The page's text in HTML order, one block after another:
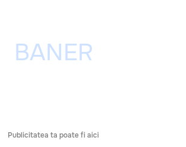
Publicitatea ta poate fi aici